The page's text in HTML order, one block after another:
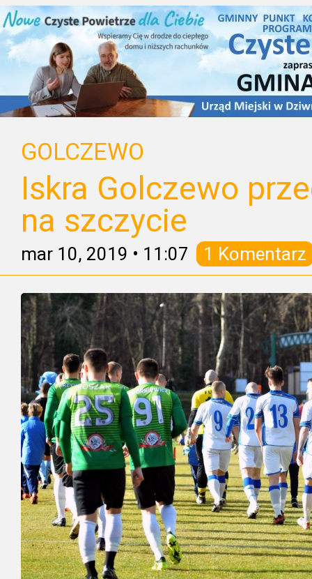
GOLCZEWO
Iskra Golczewo
na szczycie
mar 10, 2019 • 11:07 1 Komentarz